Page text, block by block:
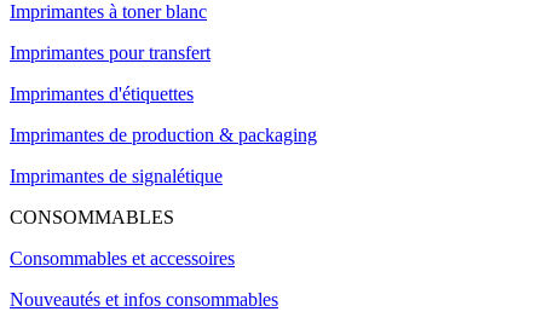
Imprimantes à toner blanc
Imprimantes pour transfert
Imprimantes d'étiquettes
Imprimantes de production & packaging
Imprimantes de signalétique
CONSOMMABLES
Consommables et accessoires
Nouveautés et infos consommables